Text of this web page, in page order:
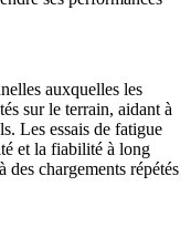
auxquelles les
sur le terrain, aidant à
Les essais de fatigue
et la fiabilité à long
des chargements répétés